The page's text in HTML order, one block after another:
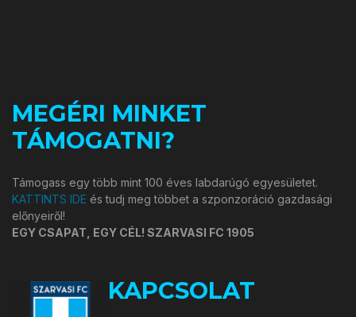
MEGÉRI MINKET
TÁMOGATNI?
Támogass egy több mint 100 éves labdarúgó egyesületet.
KATTINTS IDE és tudj meg többet a szponzoráció gazdasági
előnyeiről!
EGY CSAPAT, EGY CÉL! SZARVASI FC 1905
KAPCSOLAT